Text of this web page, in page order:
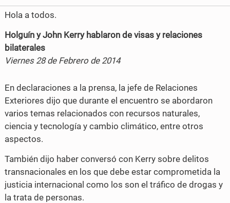
Hola a todos.
Holguín y John Kerry hablaron de visas y relaciones
bilaterales
Viernes 28 de Febrero de 2014
En declaraciones a la prensa, la jefe de Relaciones
Exteriores dijo que durante el encuentro se abordaron
varios temas relacionados con recursos naturales,
ciencia y tecnología y cambio climático, entre otros
aspectos.
También dijo haber conversó con Kerry sobre delitos
transnacionales en los que debe estar comprometida la
justicia internacional como los son el tráfico de drogas y
la trata de personas.